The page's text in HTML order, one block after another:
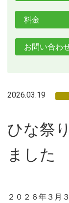
料金
お問い合わ
2026.03.19
ひな祭
ました
２０２６年３月